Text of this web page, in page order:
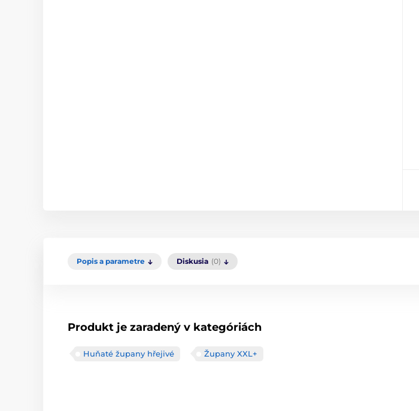
Popis a parametre Diskusia (0)
Produkt je zaradený v kategóriách
Huňaté župany hřejivé Župany XXL+